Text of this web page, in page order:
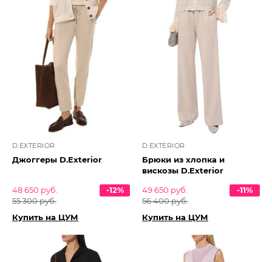
D.EXTERIOR
Джоггеры D.Exterior
48 650 руб.
55 300 руб.
-12%
Купить на ЦУМ
D.EXTERIOR
Брюки из хлопка и
вискозы D.Exterior
49 650 руб.
56 400 руб.
-11%
Купить на ЦУМ